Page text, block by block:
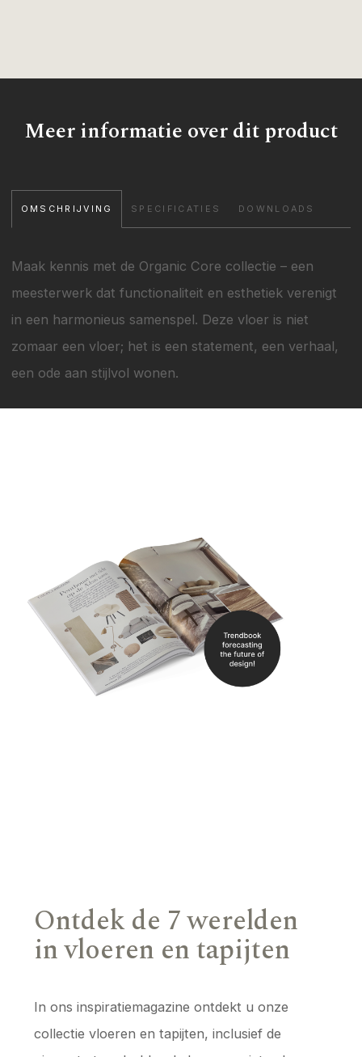
Meer informatie over dit product
OMSCHRIJVING SPECIFICATIES DOWNLOADS
Maak kennis met de Organic Core collectie – een
meesterwerk dat functionaliteit en esthetiek verenigt
in een harmonieus samenspel. Deze vloer is niet
zomaar een vloer; het is een statement, een verhaal,
een ode aan stijlvol wonen.
Ontdek de 7 werelden
in vloeren en tapijten
In ons inspiratiemagazine ontdekt u onze
collectie vloeren en tapijten, inclusief de